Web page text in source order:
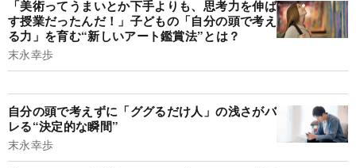
「美術ってうまいとか下手よりも、思考力を伸ば
す授業だったんだ！」子どもの「自分の頭で考え
る力」を育む“新しいアート鑑賞法”とは？
末永幸歩
自分の頭で考えずに「ググるだけ人」の浅さがバ
レる“決定的な瞬間”
末永幸歩